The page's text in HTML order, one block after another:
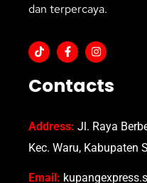
dan terpercaya.
Contacts
Address: Jl. Raya
Kec. Waru, Kabupaten
Email: